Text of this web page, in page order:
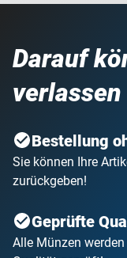
Darauf
verlassen
Bestellung
Sie können Ihre
zurückgeben!
Geprüfte
Alle Münzen